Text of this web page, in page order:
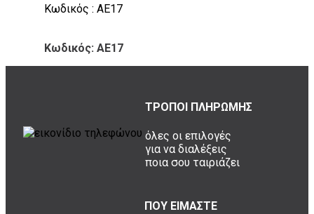
Κωδικός : ΑΕ17
Κωδικός: ΑΕ17
ΤΡΟΠΟΙ ΠΛΗΡΩΜΗΣ
όλες οι επιλογές
για να διαλέξεις
ποια σου ταιριάζει
ΠΟΥ ΕΙΜΑΣΤΕ